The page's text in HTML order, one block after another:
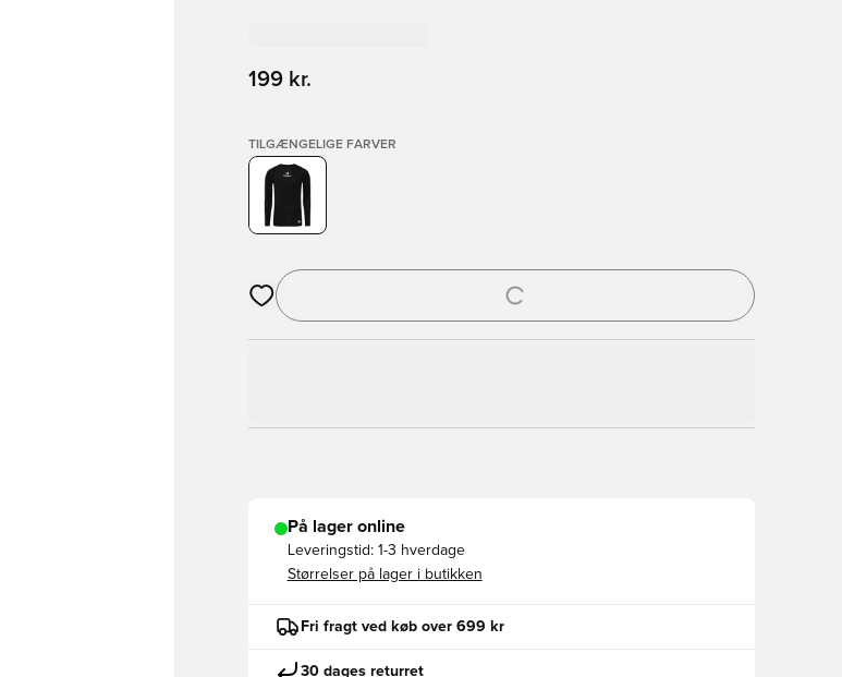
199 kr.
TILGÆNGELIGE FARVER
Åbner en Modal til at logge ind eller tilmelde dig som medlem
På lager online
Leveringstid: 1-3 hverdage
Størrelser på lager i butikken
Fri fragt ved køb over 699 kr
30 dages returret